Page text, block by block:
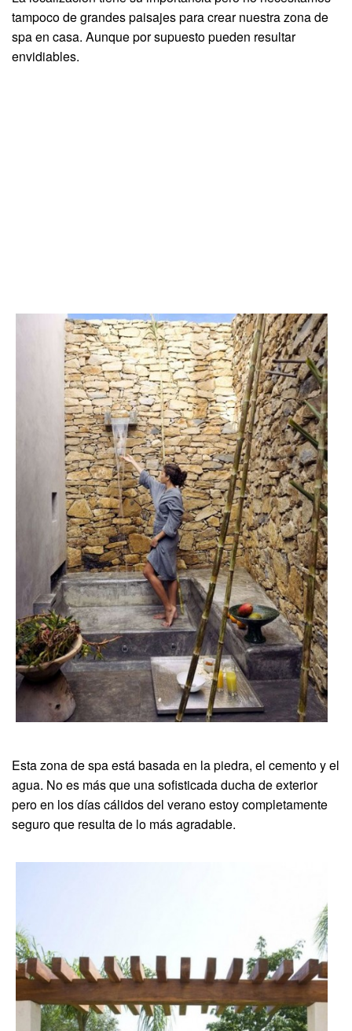
tampoco de grandes paisajes para crear nuestra zona de
spa en casa. Aunque por supuesto pueden resultar
envidiables.
Esta zona de spa está basada en la piedra, el cemento y el
agua. No es más que una sofisticada ducha de exterior
pero en los días cálidos del verano estoy completamente
seguro que resulta de lo más agradable.